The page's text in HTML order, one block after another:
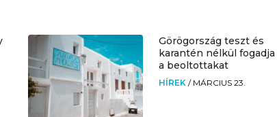
Görögország teszt és
karantén nélkül fogadja
a beoltottakat
HÍREK / MÁRCIUS 23.